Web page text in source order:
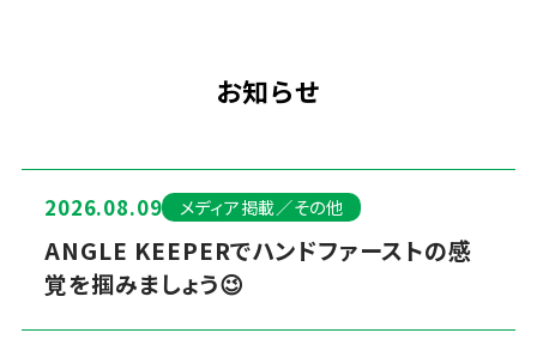
お知らせ
2026.08.09 メディア掲載／その他
ANGLE KEEPERでハンドファーストの感
覚を掴みましょう😉